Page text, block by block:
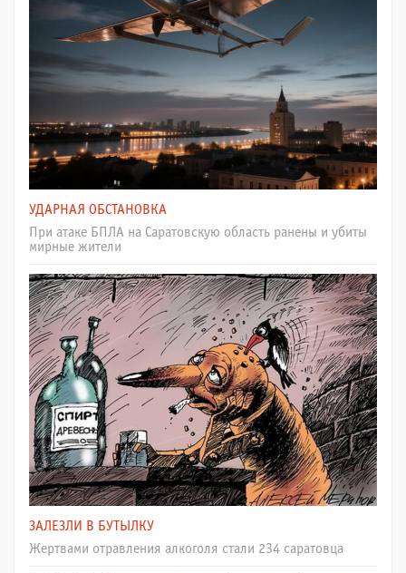
УДАРНАЯ ОБСТАНОВКА
При атаке БПЛА на Саратовскую область ранены и убиты
мирные жители
ЗАЛЕЗЛИ В БУТЫЛКУ
Жертвами отравления алкоголя стали 234 саратовца